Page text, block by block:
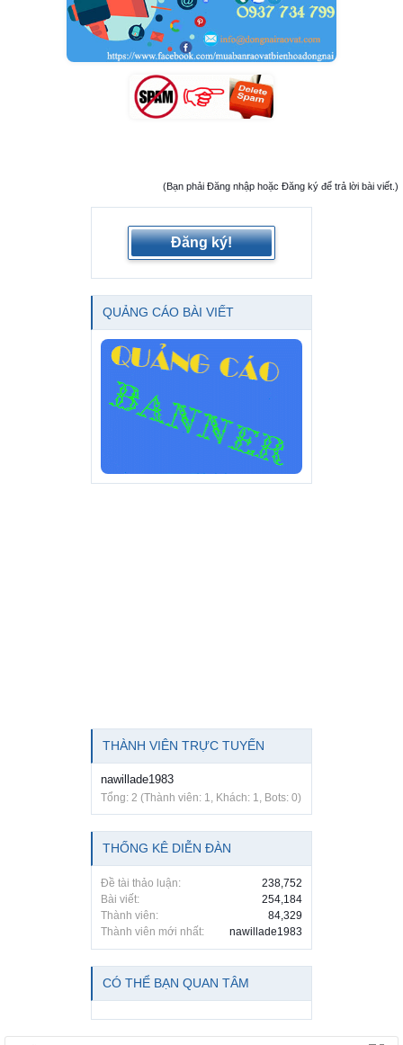
(Bạn phải Đăng nhập hoặc Đăng ký để trả lời bài viết.)
Đăng ký!
QUẢNG CÁO BÀI VIẾT
THÀNH VIÊN TRỰC TUYẾN
nawillade1983
Tổng: 2 (Thành viên: 1, Khách: 1, Bots: 0)
THỐNG KÊ DIỄN ĐÀN
Đề tài thảo luận:
238,752
Bài viết:
254,184
Thành viên:
84,329
Thành viên mới nhất:
nawillade1983
CÓ THỂ BẠN QUAN TÂM